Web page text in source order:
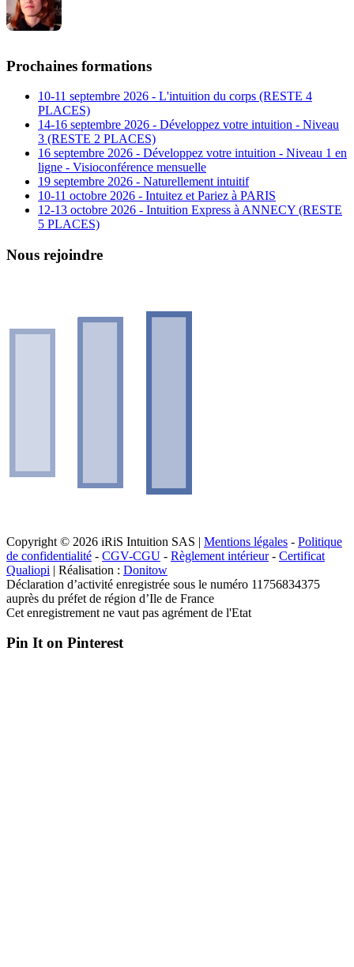
Prochaines formations
10-11 septembre 2026 - L'intuition du corps (RESTE 4
PLACES)
14-16 septembre 2026 - Développez votre intuition - Niveau
3 (RESTE 2 PLACES)
16 septembre 2026 - Développez votre intuition - Niveau 1 en
ligne - Visioconférence mensuelle
19 septembre 2026 - Naturellement intuitif
10-11 octobre 2026 - Intuitez et Pariez à PARIS
12-13 octobre 2026 - Intuition Express à ANNECY (RESTE
5 PLACES)
Nous rejoindre
Copyright © 2026 iRiS Intuition SAS | Mentions légales - Politique
de confidentialité - CGV-CGU - Règlement intérieur- Certificat
Qualiopi | Réalisation : Donitow
Déclaration d’activité enregistrée sous le numéro 11756834375
auprès du préfet de région d’Ile de France
Cet enregistrement ne vaut pas agrément de l'Etat
Pin It on Pinterest